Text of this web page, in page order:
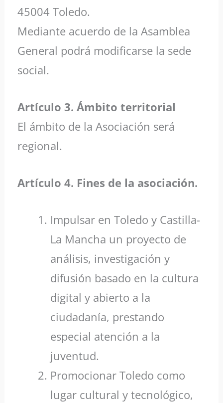
45004 Toledo.
Mediante acuerdo de la Asamblea
General podrá modificarse la sede
social.
Artículo 3. Ámbito territorial
El ámbito de la Asociación será
regional.
Artículo 4. Fines de la asociación.
Impulsar en Toledo y Castilla-
La Mancha un proyecto de
análisis, investigación y
difusión basado en la cultura
digital y abierto a la
ciudadanía, prestando
especial atención a la
juventud.
Promocionar Toledo como
lugar cultural y tecnológico,